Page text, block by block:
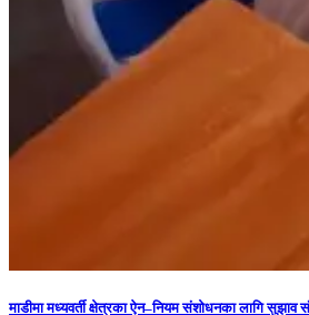
माडीमा मध्यवर्ती क्षेत्रका ऐन–नियम संशोधनका लागि